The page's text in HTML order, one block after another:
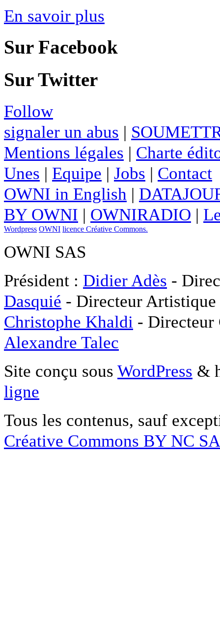
En savoir plus
Sur Facebook
Sur Twitter
Follow
signaler un abus |
Mentions légales | Charte
Unes | Equipe | Jobs | Contact
OWNI in English |
BY OWNI | OWNIRADIO |
Wordpress OWNI licence Créative Commons.
OWNI SAS
Président : Didier Adès -
Dasquié - Directeur
Christophe Khaldi -
Alexandre Talec
Site conçu sous WordPress &
ligne
Tous les contenus, sauf
Créative Commons BY NC SA